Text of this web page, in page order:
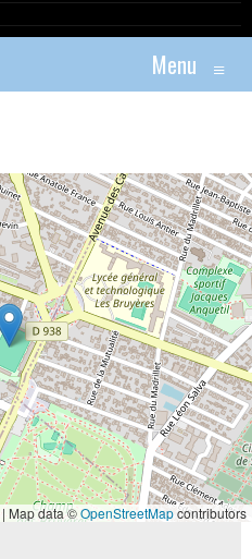
Menu ≡
| Map data ©OpenStreetMapcontributors